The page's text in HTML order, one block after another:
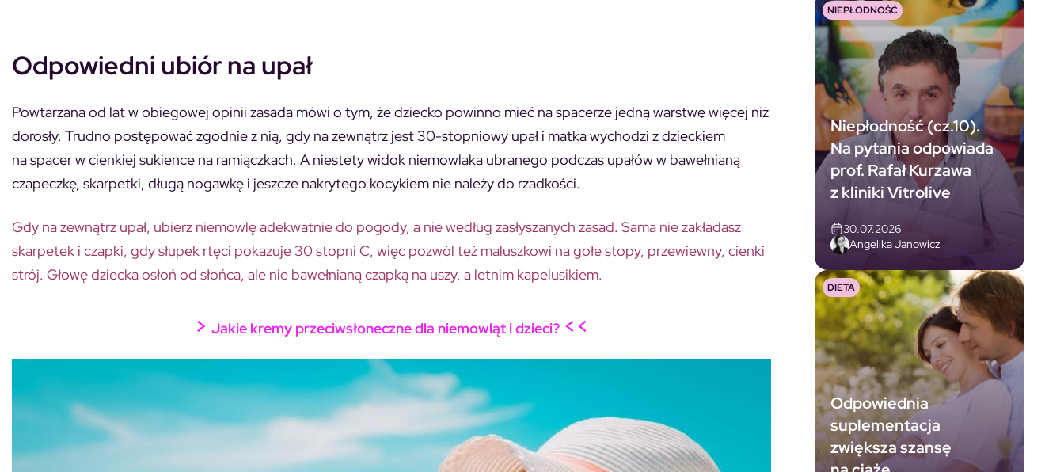
Odpowiedni ubiór na upał
Powtarzana od lat w obiegowej opinii zasada mówi o tym, że dziecko powinno mieć na spacerze jedną warstwę więcej niż
dorosły. Trudno postępować zgodnie z nią, gdy na zewnątrz jest 30-stopniowy upał i matka wychodzi z dzieckiem
na spacer w cienkiej sukience na ramiączkach. A niestety widok niemowlaka ubranego podczas upałów w bawełnianą
czapeczkę, skarpetki, długą nogawkę i jeszcze nakrytego kocykiem nie należy do rzadkości.
Gdy na zewnątrz upał, ubierz niemowlę adekwatnie do pogody, a nie według zasłyszanych zasad. Sama nie zakładasz
skarpetek i czapki, gdy słupek rtęci pokazuje 30 stopni C, więc pozwól też maluszkowi na gołe stopy, przewiewny, cienki
strój. Głowę dziecka osłoń od słońca, ale nie bawełnianą czapką na uszy, a letnim kapelusikiem.
> Jakie kremy przeciwsłoneczne dla niemowląt i dzieci?<<
Niepłodność (cz.10).
Na pytania odpowiada
prof. Rafał Kurzawa
z kliniki Vitrolive
30.07.2026
Angelika Janowicz
NIEPŁODNOŚĆ
Odpowiednia
suplementacja
zwiększa szansę
DIETA